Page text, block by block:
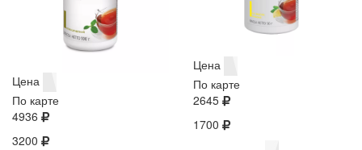
Цена
По карте
4936
3200
Цена
По карте
2645
1700